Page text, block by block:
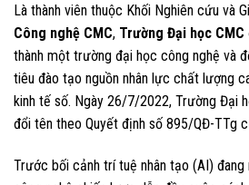
Là thành viên thuộc Khối Nghiên cứu và
Công nghệ CMC, Trường Đại học CMC
thành một trường đại học công nghệ và
tiêu đào tạo nguồn nhân lực chất lượng
kinh tế số. Ngày 26/7/2022, Trường Đại
đổi tên theo Quyết định số 895/QĐ-TTg
Trước bối cảnh trí tuệ nhân tạo (AI) đang